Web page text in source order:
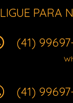
LIGUE PARA
(41)
(41)